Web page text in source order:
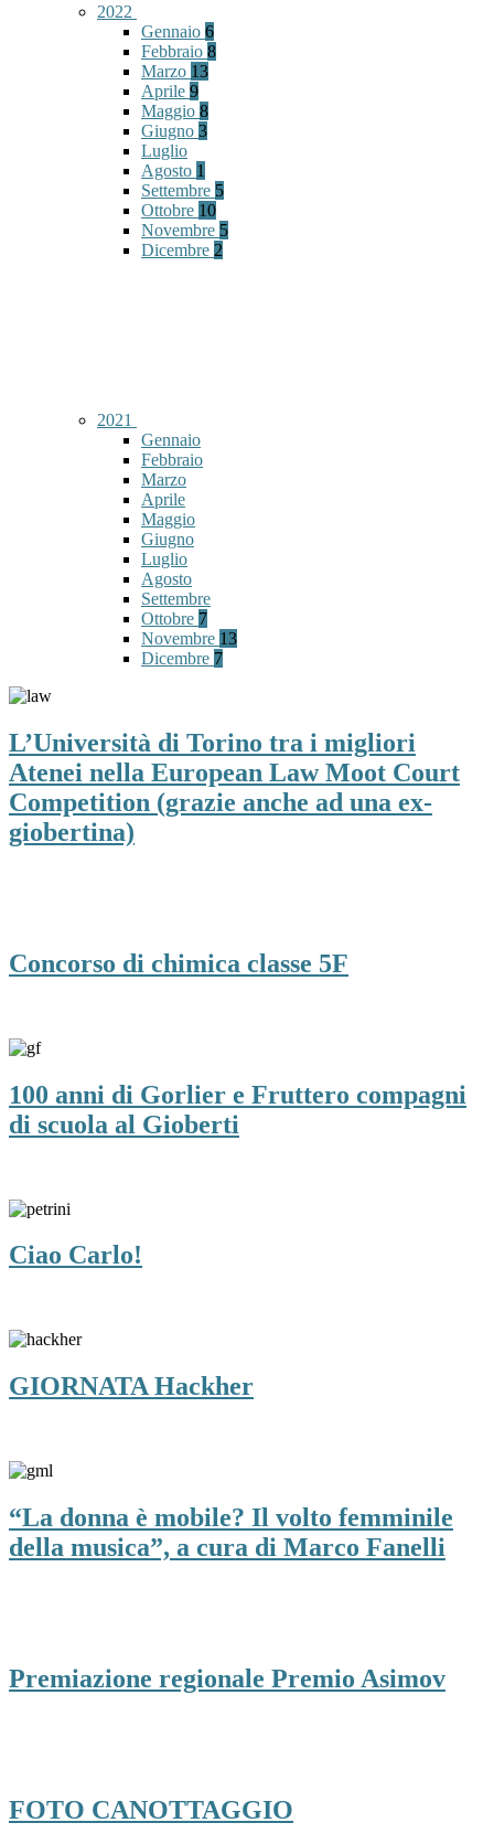
2022
Gennaio 6
Febbraio 8
Marzo 13
Aprile 9
Maggio 8
Giugno 3
Luglio
Agosto 1
Settembre 5
Ottobre 10
Novembre 5
Dicembre 2
2021
Gennaio
Febbraio
Marzo
Aprile
Maggio
Giugno
Luglio
Agosto
Settembre
Ottobre 7
Novembre 13
Dicembre 7
L’Università di Torino tra i migliori
Atenei nella European Law Moot Court
Competition (grazie anche ad una ex-
giobertina)
Concorso di chimica classe 5F
100 anni di Gorlier e Fruttero compagni
di scuola al Gioberti
Ciao Carlo!
GIORNATA Hackher
“La donna è mobile? Il volto femminile
della musica”, a cura di Marco Fanelli
Premiazione regionale Premio Asimov
FOTO CANOTTAGGIO